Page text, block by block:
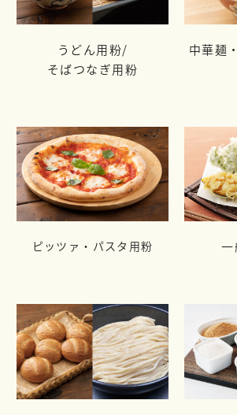
うどん用粉/
そばつなぎ用粉
中華麺
ピッツァ・パスタ用粉 一